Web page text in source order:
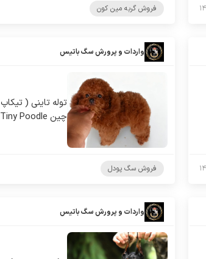
فروش گربه مین کون
واردات و پرورش سگ باتیس
توله تاینی (
چین Tiny Poodle
فروش سگ پودل
واردات و پرورش سگ باتیس